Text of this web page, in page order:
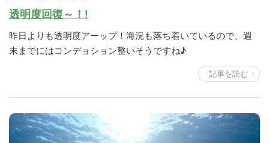
透明度回復～！!
昨日よりも透明度アーップ！海況も落ち着いているので、週
末までにはコンデョション整いそうですね♪
記事を読む